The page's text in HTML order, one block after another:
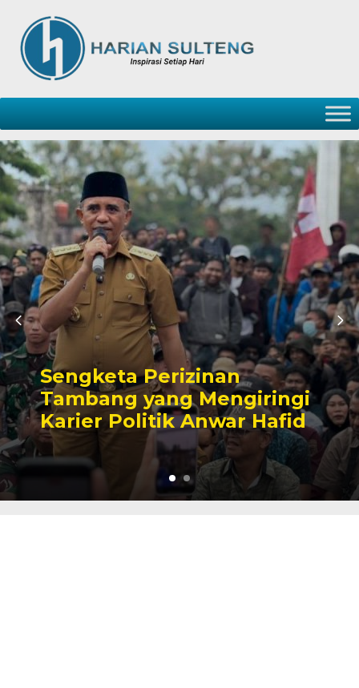
Sengketa Perizinan
Tambang yang Mengiringi
Karier Politik Anwar Hafid